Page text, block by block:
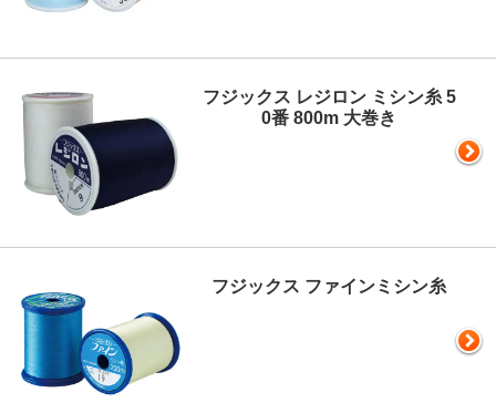
フジックス レジロン ミシン糸 5
0番 800m 大巻き
フジックス ファインミシン糸